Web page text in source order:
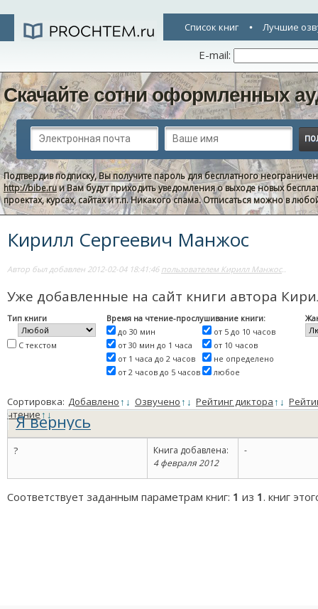
Список книг Лучшие
E-mail:
Скачайте сотни оформленных
Подтвердив подписку, Вы получите пароль для бесплатного
http://bibe.ruи Вам будут приходить уведомления о выходе новых
проектах, курсах, сайтах и т.п. Никакого спама. Отписаться можно в
Кирилл Сергеевич Манжос
Автор был добавлен 2012-02-04 18:41:46 пользователем Кирилл Манжос..
Уже добавленные на сайт книги автора
Тип книги
С текстом
Время на чтение-прослушивание книги:
до 30 мин
от 30 мин до 1 часа
от 1 часа до 2 часов
от 2 часов до 5 часов
от 5 до 10 часов
от 10 часов
не определено
любое
Сортировка: Добавлено↑ ↓ Озвучено↑ ↓ Рейтинг диктора↑ ↓
чтение↑↓
Я вернусь
?
Книга добавлена:
4 февраля 2012
-
Соответствует заданным параметрам книг: 1 из 1. книг